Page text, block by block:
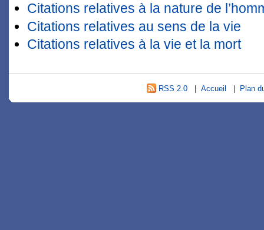
Citations relatives à la nature de
Citations relatives au sens de la vie
Citations relatives à la vie et la mort
RSS 2.0| Accueil Plan